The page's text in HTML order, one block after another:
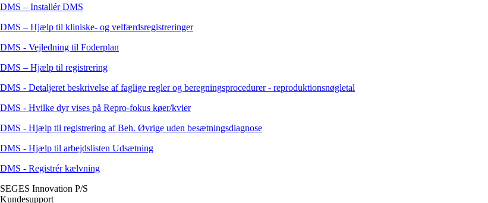
DMS – Installér DMS
DMS – Hjælp til kliniske- og velfærdsregistreringer
DMS - Vejledning til Foderplan
DMS – Hjælp til registrering
DMS - Detaljeret beskrivelse af faglige regler og beregningsprocedurer - reproduktionsnøgletal
DMS - Hvilke dyr vises på Repro-fokus køer/kvier
DMS - Hjælp til registrering af Beh. Øvrige uden besætningsdiagnose
DMS - Hjælp til arbejdslisten Udsætning
DMS - Registrér kælvning
SEGES Innovation P/S
Kundesupport